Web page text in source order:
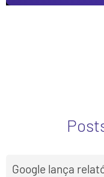
Google lança